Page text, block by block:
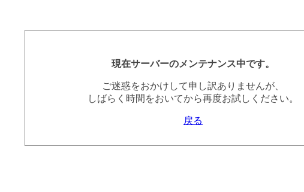
現在サーバーのメンテナンス中です。
ご迷惑をおかけして申し訳ありませんが、
しばらく時間をおいてから再度お試しください。
戻る